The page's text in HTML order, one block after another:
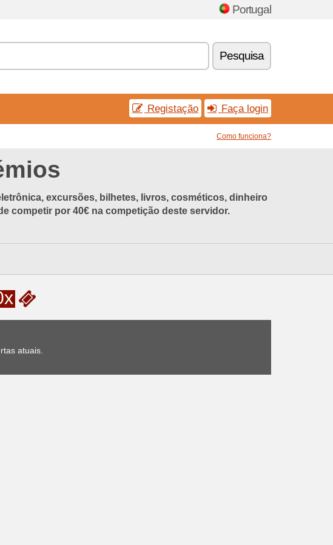
Portugal
Pesquisa
Registação Faça login
Como funciona?
excursões, bilhetes, livros, cosméticos, dinheiro
competir por 40€ na competição deste servidor.
atuais.